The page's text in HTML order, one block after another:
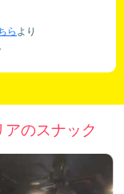
ら より
のスナック